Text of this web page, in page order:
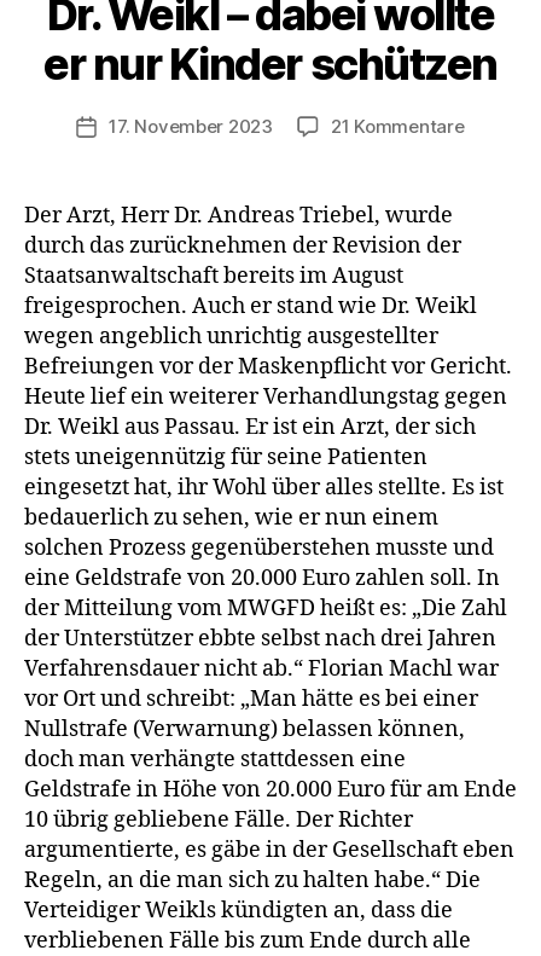
Dr. Weikl – dabei wollte
er nur Kinder schützen
Veröffentlichungsdatum
17. November 2023 21 Kommentarezu
Weikl
dabei
wollte
er
schützen
Der Arzt, Herr Dr. Andreas Triebel, wurde
durch das zurücknehmen der Revision der
Staatsanwaltschaft bereits im August
freigesprochen. Auch er stand wie Dr. Weikl
wegen angeblich unrichtig ausgestellter
Befreiungen vor der Maskenpflicht vor Gericht.
Heute lief ein weiterer Verhandlungstag gegen
Dr. Weikl aus Passau. Er ist ein Arzt, der sich
stets uneigennützig für seine Patienten
eingesetzt hat, ihr Wohl über alles stellte. Es ist
bedauerlich zu sehen, wie er nun einem
solchen Prozess gegenüberstehen musste und
eine Geldstrafe von 20.000 Euro zahlen soll. In
der Mitteilung vom MWGFD heißt es: „Die Zahl
der Unterstützer ebbte selbst nach drei Jahren
Verfahrensdauer nicht ab.“ Florian Machl war
vor Ort und schreibt: „Man hätte es bei einer
Nullstrafe (Verwarnung) belassen können,
doch man verhängte stattdessen eine
Geldstrafe in Höhe von 20.000 Euro für am Ende
10 übrig gebliebene Fälle. Der Richter
argumentierte, es gäbe in der Gesellschaft eben
Regeln, an die man sich zu halten habe.“ Die
Verteidiger Weikls kündigten an, dass die
verbliebenen Fälle bis zum Ende durch alle